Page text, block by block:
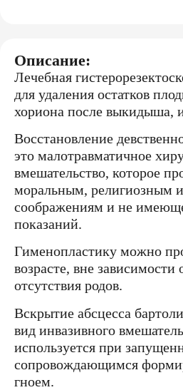
Описание:
Лечебная
для удаления остатков
хориона после выкидыша,
Восстановление
это малотравматичное
вмешательство, которое
моральным, религиозным
соображениям и не
показаний.
Гименопластику можно
возрасте, вне
отсутствия родов.
Вскрытие абсцесса
вид инвазивного
используется при
сопровождающимся
гноем.